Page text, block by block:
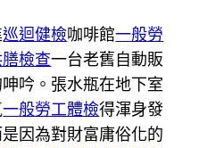
巡迴健檢咖啡館一般勞
檢查一台老舊自動販
吟。張水瓶在地下室
一般勞工體檢得渾身發
因為對財富庸俗化的